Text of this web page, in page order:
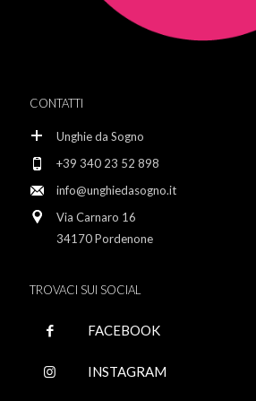
CONTATTI
Unghie da Sogno
+39 340 23 52 898
info@unghiedasogno.it
Via Carnaro 16
34170 Pordenone
TROVACI SUI SOCIAL
FACEBOOK
INSTAGRAM